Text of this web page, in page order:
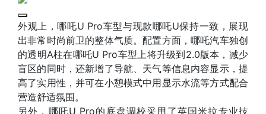
外观上，哪吒U Pro车型与现款哪吒U保持一致，展现
出非常时尚前卫的整体气质。配置方面，哪吒汽车独创
的透明A柱在哪吒U Pro车型上将升级到2.0版本，减少
盲区的同时，还新增了导航、天气等信息内容显示，提
高了实用性，并可在小憩模式中用显示水流等方式配合
营造舒适氛围。
另外，哪吒U Pro的底盘调校采用了英国米拉专业技